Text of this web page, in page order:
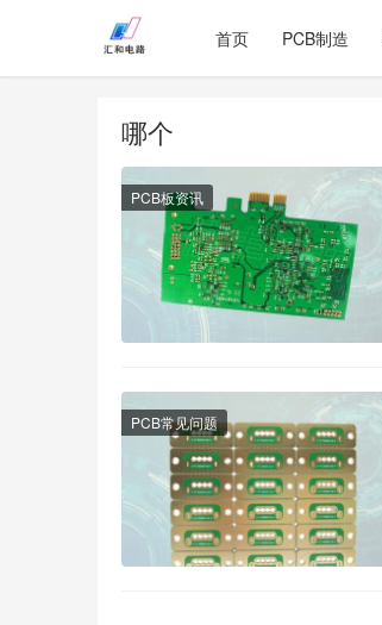
首页 PCB制造
哪个
PCB板资讯
PCB常见问题